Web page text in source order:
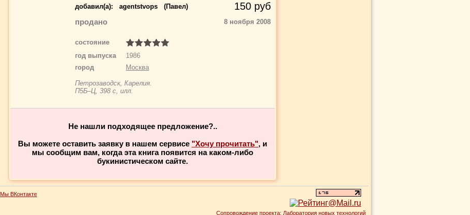
добавил(a): agentstvops (Павел) 150 руб
продано 8 ноября 2008
состояние
год выпуска
1986
город
Москва
Петрозаводск, Карелия.
П5Б–Ц, 398 с, илл.
Не нашли подходящее предложение?..
Вы можете оставить заявку в нашем сервисе "Хочу прочитать", и
мы сообщим вам, когда эта книга появится на каком-либо
букинистическом сайте.
Мы ВКонтакте
Сопровождение проекта: Лаборатория новых технологий